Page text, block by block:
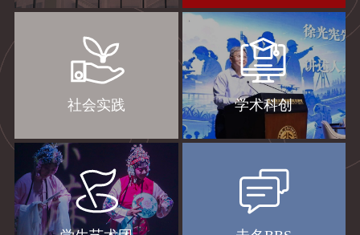
社会实践 学术科创